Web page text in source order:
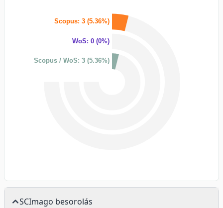
Scopus: 3 (5.36%)
WoS: 0 (0%)
Scopus / WoS: 3 (5.36%)
SCImago besorolás